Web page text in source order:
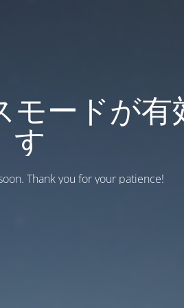
モードが有
す
Thank you for your patience!